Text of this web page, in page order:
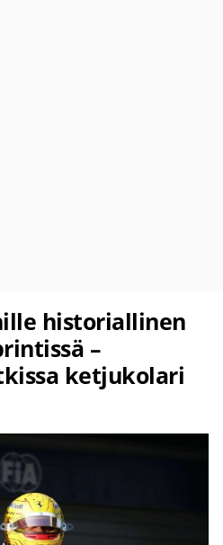
historiallinen
–
ketjukolari